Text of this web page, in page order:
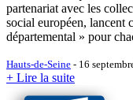
partenariat avec les
social européen, lancent
départemental » pour
Hauts-de-Seine - 16
+ Lire la suite